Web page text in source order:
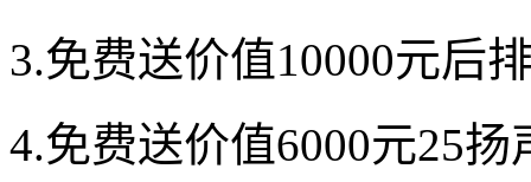
3.免费送价值10000元后
4.免费送价值6000元25